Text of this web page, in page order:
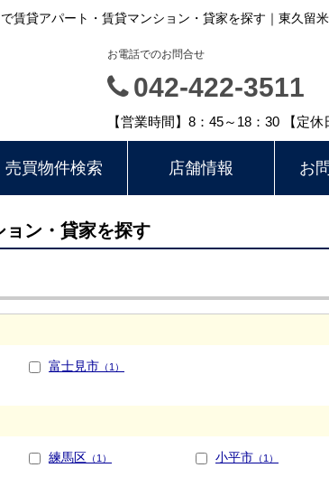
賃貸アパート・賃貸マンション・貸家を探す｜東久留
お電話でのお問合せ
042-422-3511
【営業時間】8：45～18：30 【定
売買物件検索 店舗情報 お
ン・貸家を探す
富士見市 （1）
練馬区 （1） 小平市 （1）